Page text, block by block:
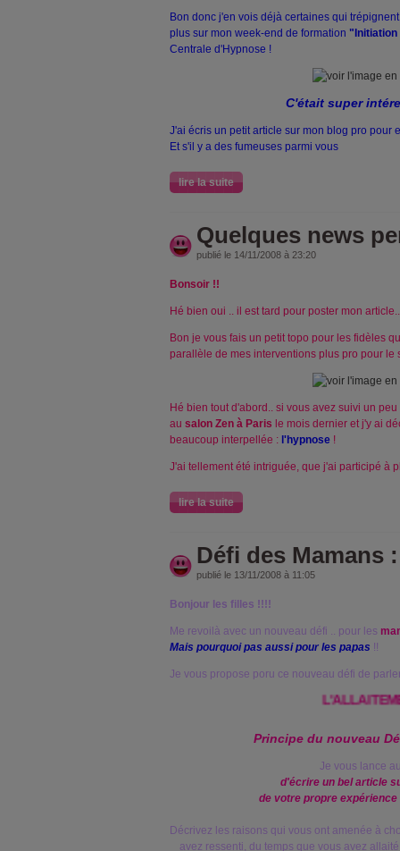
Bon donc j'en vois déjà certaines qui
plus sur mon week-end de formation
Centrale d'Hypnose !
C'était super
J'ai écris un petit article sur mon blog pro pour
Et s'il y a des fumeuses parmi vous
lire la suite
Quelques news
publié le 14/11/2008 à 23:20
Bonsoir !!
Hé bien oui .. il est tard pour poster mon
Bon je vous fais un petit topo pour les fidèles
parallèle de mes interventions plus pro pour le
Hé bien tout d'abord.. si vous avez suivi un
au salon Zen à Paris le mois dernier et j'y ai
beaucoup interpellée : l'hypnose !
J'ai tellement été intriguée, que j'ai participé à
lire la suite
Défi des Mamans
publié le 13/11/2008 à 11:05
Bonjour les filles !!!!
Me revoilà avec un nouveau défi .. pour les
Mais pourquoi pas aussi pour les papas !!
Je vous propose poru ce nouveau défi de
L'ALLAITEMENT !!
Principe du nouveau
Je vous lance
d'écrire un bel article
de votre propre
Décrivez les raisons qui vous ont amenée à
avez ressenti, du temps que vous avez